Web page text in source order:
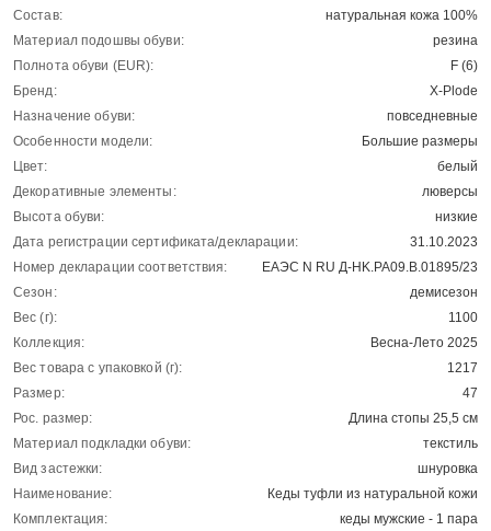
Состав:
натуральная кожа 100%
Материал подошвы обуви:
резина
Полнота обуви (EUR):
F (6)
Бренд:
X-Plode
Назначение обуви:
повседневные
Особенности модели:
Большие размеры
Цвет:
белый
Декоративные элементы:
люверсы
Высота обуви:
низкие
Дата регистрации сертификата/декларации:
31.10.2023
Номер декларации соответствия:
ЕАЭС N RU Д-HK.РА09.В.01895/23
Сезон:
демисезон
Вес (г):
1100
Коллекция:
Весна-Лето 2025
Вес товара с упаковкой (г):
1217
Размер:
47
Рос. размер:
Длина стопы 25,5 см
Материал подкладки обуви:
текстиль
Вид застежки:
шнуровка
Наименование:
Кеды туфли из натуральной кожи
Комплектация:
кеды мужские - 1 пара